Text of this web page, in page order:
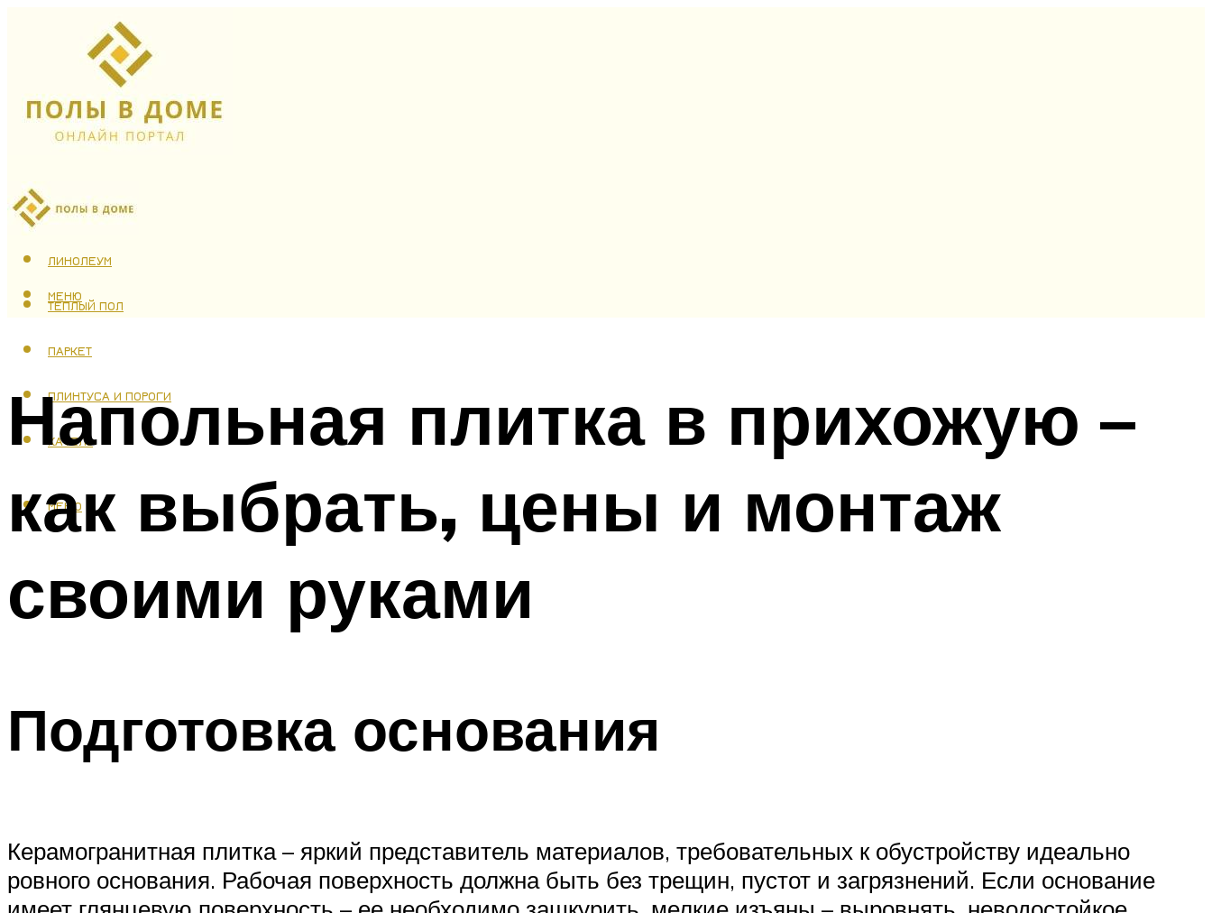
ЛАМИНАТ
ЛИНОЛЕУМ
ТЕПЛЫЙ ПОЛ
ПАРКЕТ
ПЛИНТУСА И ПОРОГИ
КАФЕЛЬ
МЕНЮ
МЕНЮ
Напольная плитка в прихожую –
как выбрать, цены и монтаж
своими руками
Подготовка основания
Керамогранитная плитка – яркий представитель материалов, требовательных к обустройству идеально
ровного основания. Рабочая поверхность должна быть без трещин, пустот и загрязнений. Если основание